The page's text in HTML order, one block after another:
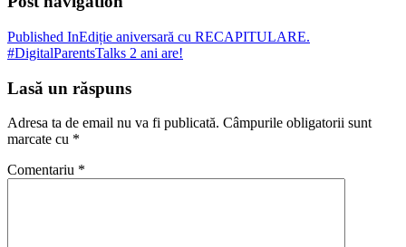
Published InEdiție aniversară cu RECAPITULARE.
#DigitalParentsTalks 2 ani are!
Lasă un răspuns
Adresa ta de email nu va fi publicată. Câmpurile obligatorii sunt
marcate cu *
Comentariu *